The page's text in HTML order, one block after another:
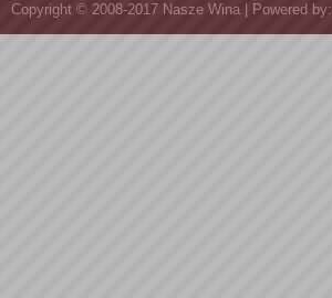
Copyright © 2008-2017 Nasze Wina | Powered by: